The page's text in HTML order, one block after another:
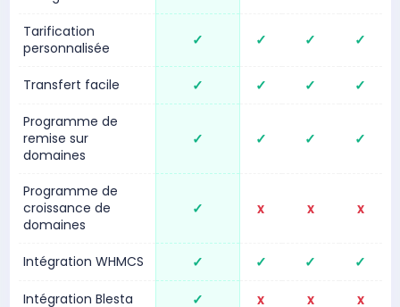
Tarification
personnalisée
✓ ✓ ✓ ✓
Transfert facile ✓ ✓ ✓ ✓
Programme de
remise sur
domaines
✓ ✓ ✓ ✓
Programme de
croissance de
domaines
✓ x x x
Intégration WHMCS ✓ ✓ ✓ ✓
Intégration Blesta ✓ x x x